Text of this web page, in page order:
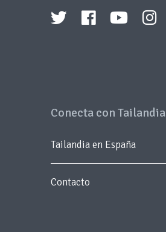
Conecta con Tailandia
Tailandia en España
Contacto